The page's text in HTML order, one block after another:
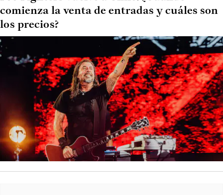
comienza la venta de entradas y cuáles son
los precios?